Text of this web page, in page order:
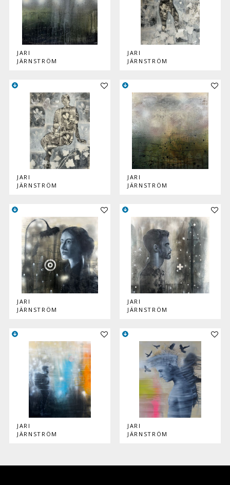
JARI
JÄRNSTRÖM
JARI
JÄRNSTRÖM
Lisää teos kokoelmaan
JARI
JÄRNSTRÖM
Lisää
JARI
JÄRNSTRÖM
Lisää teos kokoelmaan
JARI
JÄRNSTRÖM
Lisää
JARI
JÄRNSTRÖM
Lisää teos kokoelmaan
JARI
JÄRNSTRÖM
Lisää
JARI
JÄRNSTRÖM